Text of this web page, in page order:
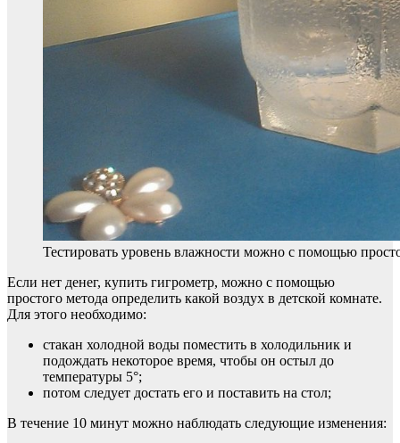
Тестировать уровень влажности можно с помощью
Если нет денег, купить гигрометр, можно с помощью
простого метода определить какой воздух в детской комнате.
Для этого необходимо:
стакан холодной воды поместить в холодильник и
подождать некоторое время, чтобы он остыл до
температуры 5°;
потом следует достать его и поставить на стол;
В течение 10 минут можно наблюдать следующие изменения: